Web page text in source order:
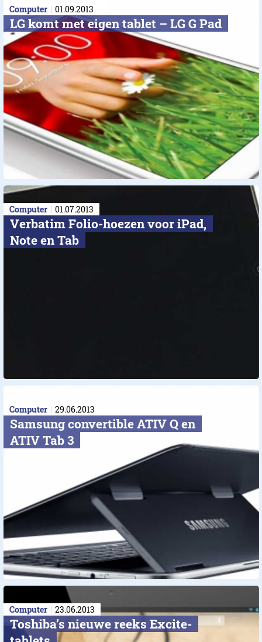
Computer 01.09.2013
LG komt met eigen tablet – LG G Pad
Computer 01.07.2013
Verbatim Folio-hoezen voor iPad,
Note en Tab
Computer 29.06.2013
Samsung convertible ATIV Q en
ATIV Tab 3
Computer 23.06.2013
Toshiba’s nieuwe reeks Excite-